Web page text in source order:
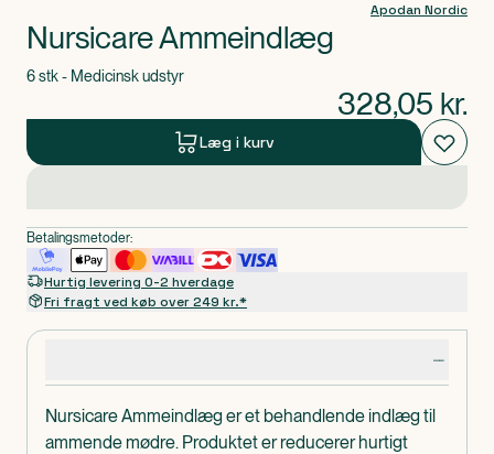
Nursicare Ammeindlæg er et behandlende indlæg til
ammende mødre. Produktet er reducerer hurtigt
Apodan Nordic
Nursicare Ammeindlæg
6 stk - Medicinsk udstyr
328,05 kr.
Læg i kurv
Betalingsmetoder:
Hurtig levering 0-2 hverdage
Fri fragt ved køb over 249 kr.*